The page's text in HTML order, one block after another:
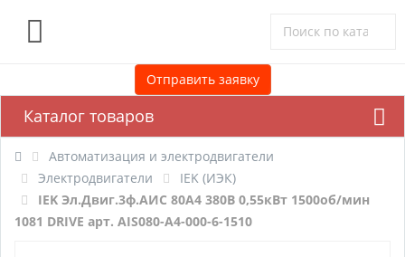
Отправить заявку
Каталог товаров
Автоматизация и электродвигатели
Электродвигатели
IEK (ИЭК)
IEK Эл.Двиг.3ф.АИС 80A4 380В 0,55кВт 1500об/мин
1081 DRIVE арт. AIS080-A4-000-6-1510